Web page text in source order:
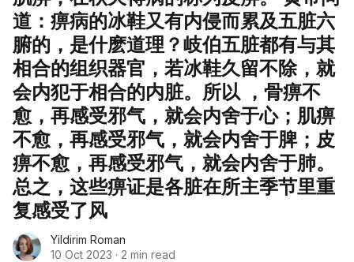
道：痹病的冰鞋又有内侵而累及五脏六
腑的，是什麽道理？岐伯五脏都有与其
相合的组织器官，若冰鞋久留不除，就
会内犯于相合的内脏。所以 ，骨痹不
愈，再感受邪气，就会内舍于心；肌痹
不愈，再感受邪气，就会内舍于脾；皮
痹不愈，再感受邪气，就会内舍于肺。
总之，这些痹证是各脏在所主季节里重
复感受了风
Yildirim Roman
10 Oct 2023 · 2 min read